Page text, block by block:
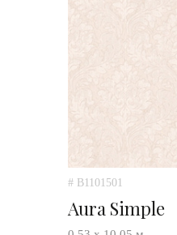
# B1101501
Aura Simple